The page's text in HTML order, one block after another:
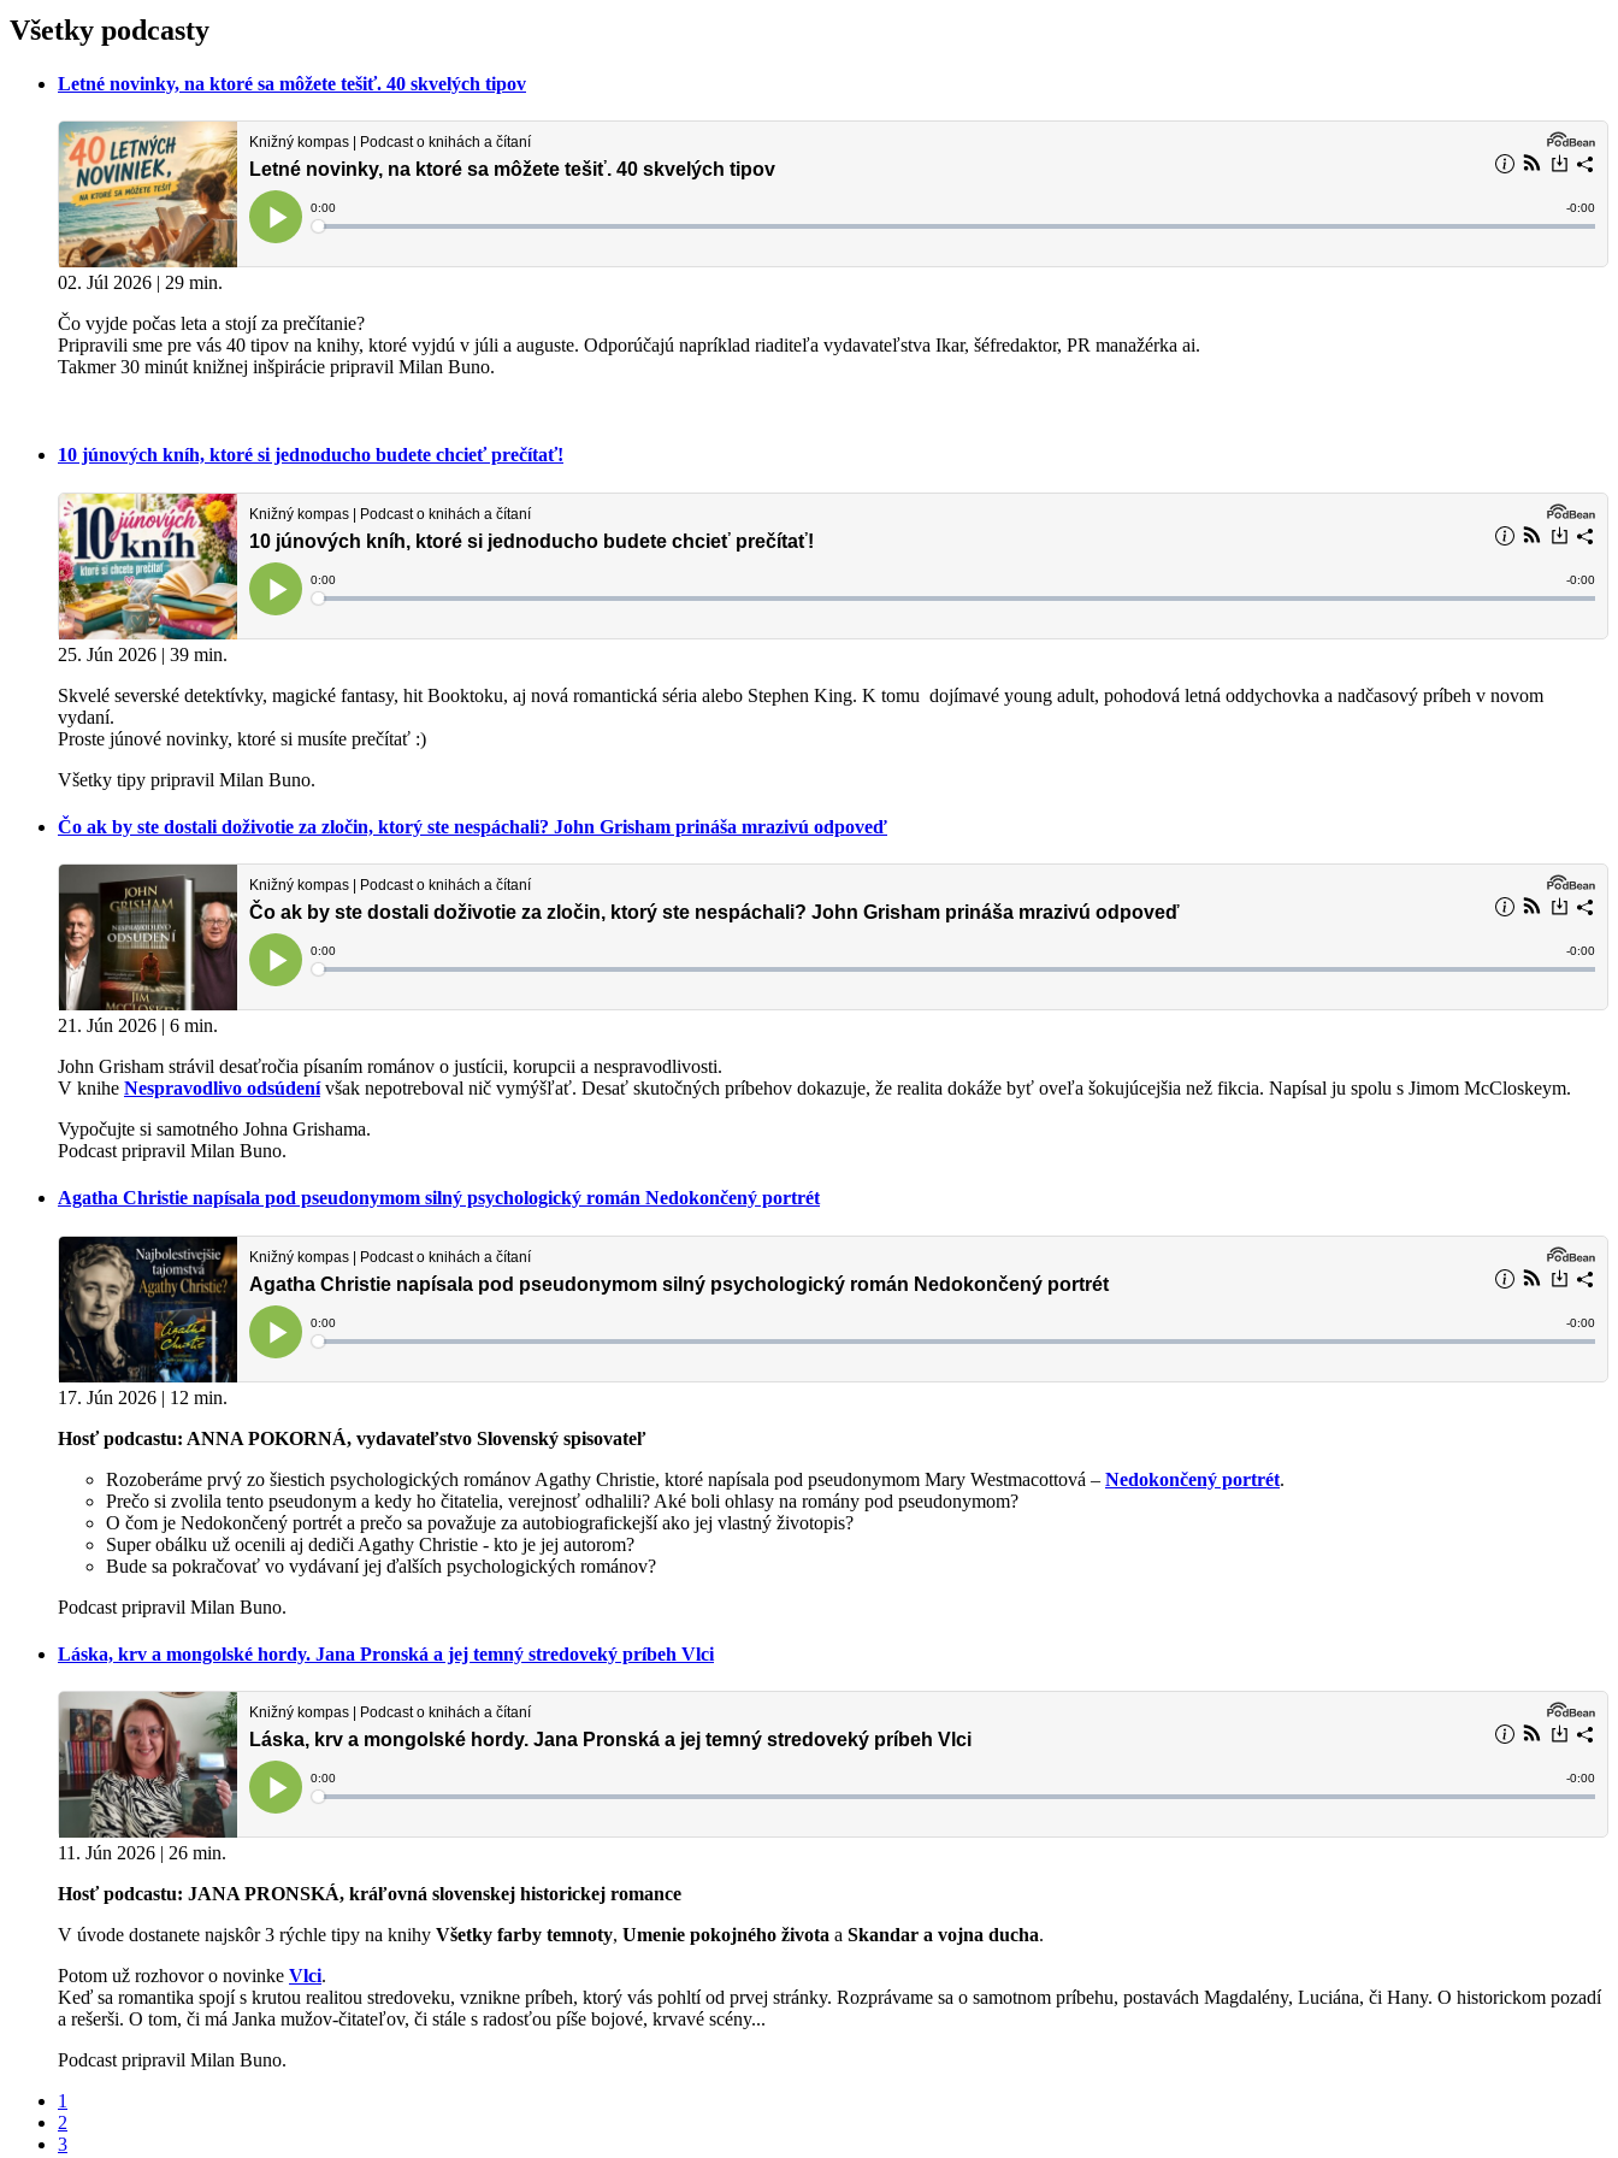
Všetky podcasty
Letné novinky, na ktoré sa môžete tešiť. 40 skvelých tipov
02. Júl 2026 | 29 min.
Čo vyjde počas leta a stojí za prečítanie?
Pripravili sme pre vás 40 tipov na knihy, ktoré vyjdú v júli a auguste. Odporúčajú napríklad riaditeľa vydavateľstva Ikar, šéfredaktor, PR manažérka ai.
Takmer 30 minút knižnej inšpirácie pripravil Milan Buno.
10 júnových kníh, ktoré si jednoducho budete chcieť prečítať!
25. Jún 2026 | 39 min.
Skvelé severské detektívky, magické fantasy, hit Booktoku, aj nová romantická séria alebo Stephen King. K tomu dojímavé young adult, pohodová letná oddychovka a nadčasový príbeh v novom
vydaní.
Proste júnové novinky, ktoré si musíte prečítať :)
Všetky tipy pripravil Milan Buno.
Čo ak by ste dostali doživotie za zločin, ktorý ste nespáchali? John Grisham prináša mrazivú odpoveď
21. Jún 2026 | 6 min.
John Grisham strávil desaťročia písaním románov o justícii, korupcii a nespravodlivosti.
V knihe Nespravodlivo odsúdenívšak nepotreboval nič vymýšľať. Desať skutočných príbehov dokazuje, že realita dokáže byť oveľa šokujúcejšia než fikcia. Napísal ju spolu s Jimom McCloskeym.
Vypočujte si samotného Johna Grishama.
Podcast pripravil Milan Buno.
Agatha Christie napísala pod pseudonymom silný psychologický román Nedokončený portrét
17. Jún 2026 | 12 min.
Hosť podcastu: ANNA POKORNÁ, vydavateľstvo Slovenský spisovateľ
Rozoberáme prvý zo šiestich psychologických románov Agathy Christie, ktoré napísala pod pseudonymom Mary Westmacottová – Nedokončený portrét.
Prečo si zvolila tento pseudonym a kedy ho čitatelia, verejnosť odhalili? Aké boli ohlasy na romány pod pseudonymom?
O čom je Nedokončený portrét a prečo sa považuje za autobiografickejší ako jej vlastný životopis?
Super obálku už ocenili aj dediči Agathy Christie - kto je jej autorom?
Bude sa pokračovať vo vydávaní jej ďalších psychologických románov?
Podcast pripravil Milan Buno.
Láska, krv a mongolské hordy. Jana Pronská a jej temný stredoveký príbeh Vlci
11. Jún 2026 | 26 min.
Hosť podcastu: JANA PRONSKÁ, kráľovná slovenskej historickej romance
V úvode dostanete najskôr 3 rýchle tipy na knihy Všetky farby temnoty, Umenie pokojného života a Skandar a vojna ducha.
Potom už rozhovor o novinke Vlci.
Keď sa romantika spojí s krutou realitou stredoveku, vznikne príbeh, ktorý vás pohltí od prvej stránky. Rozprávame sa o samotnom príbehu, postavách Magdalény, Luciána, či Hany. O historickom pozadí
a rešerši. O tom, či má Janka mužov-čitateľov, či stále s radosťou píše bojové, krvavé scény...
Podcast pripravil Milan Buno.
1
2
3